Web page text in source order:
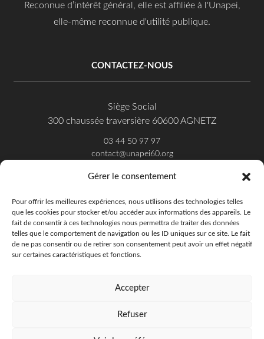
Gérer le consentement
Pour offrir les meilleures expériences, nous utilisons des technologies telles
que les cookies pour stocker et/ou accéder aux informations des appareils. Le
fait de consentir à ces technologies nous permettra de traiter des données
telles que le comportement de navigation ou les ID uniques sur ce site. Le fait
de ne pas consentir ou de retirer son consentement peut avoir un effet négatif
sur certaines caractéristiques et fonctions.
Accepter
Refuser
Reconnue d’intérêt général, elle est affiliée à l'Unapei,
elle-même reconnue d'utilité publique.
CONTACTEZ-NOUS
Siège Social
300 chaussée traversière 60600 AGNETZ
03 44 50 97 97
contact@unapei60.org
Unapei de l'Oise - 2018